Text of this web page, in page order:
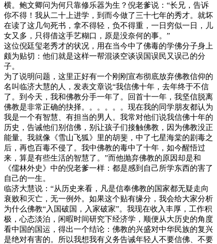
横。鲍文卿问为何只靠修乐器为生？倪老爹说：“长兄，告诉
你不得！我从二十上进学，到而今做了三十七年的秀才。就坏
在读了这几句死书，拿不得轻，负不得重，一日穷似一日，儿
女又多，只得借这手艺糊口，原是没奈何的事。”
这位倪廷玺老秀才的状况，用在当今中了佛毒的学佛分子身上
颇为贴切：他们就是这样一帮混谈空谈误国误民又误己的分
子。
为了说明问题，这里正好有一个刚刚宣布彻底放弃佛教信仰的
名叫临济大慧的人，发表文章说“我信佛十年，去年终于不信
了。到今天，我和佛教分手一年了。回首十一年，我坚信脱离
佛教是非常正确的抉择。。。。。。现在我的同学朋友都认为
我是一个有智慧、有担当的男人。我常对他们说我信佛十年的
历史，告诫他们别信佛，别让孩子们接触佛教，因为佛教没正
能量。我就像《雪山飞狐》里的胡斐，中了七星海棠的剧毒之
后，再也百毒不侵了。我中佛教的毒中了十年，如今醒悟过
来，算是有些生活的智慧了。”而他抛弃佛教的原因却是和
《儒林外史》中的倪老爹一样：都是感到自己所学东西的害了
自己的一生。
临济大慧说：“从历史来看，凡是信奉佛教的国家都无疑走向
衰败和灭亡，无一例外。如果这个贴有缘分，我会给大家分析
为什么佛教“入国破国，入家破家”。我现在收入丰厚，工作积
极，心态淡泊，闲暇时间研究下经济学，顺便从大历史的角度
看中国的国运，得出一个结论：佛教的兴盛对中华民族的复兴
是绝对有害的。所以我想我有义务告诫年轻人不要信佛、不要